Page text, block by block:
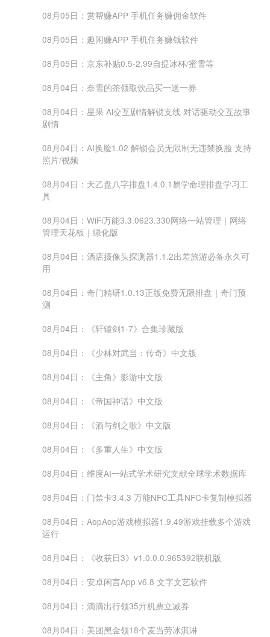
08月05日：赏帮赚APP 手机任务赚佣金软件
08月05日：趣闲赚APP 手机任务赚钱软件
08月05日：京东补贴0.5-2.99自提冰杯/蜜雪等
08月04日：奈雪的茶领取饮品买一送一券
08月04日：星果 Ai交互剧情解锁支线 对话驱动交互故事
剧情
08月04日：AI换脸1.02 解锁会员无限制无违禁换脸 支持
照片/视频
08月04日：天乙盘八字排盘1.4.0.1易学命理排盘学习工
具
08月04日：WiFi万能3.3.0623.330网络一站管理｜网络
管理天花板｜绿化版
08月04日：酒店摄像头探测器1.1.2出差旅游必备永久可
用
08月04日：奇门精研1.0.13正版免费无限排盘｜奇门预
测
08月04日：《轩辕剑1-7》合集珍藏版
08月04日：《少林对武当：传奇》中文版
08月04日：《主角》影游中文版
08月04日：《帝国神话》中文版
08月04日：《酒与剑之歌》中文版
08月04日：《多重人生》中文版
08月04日：维度AI一站式学术研究文献全球学术数据库
08月04日：门禁卡3.4.3 万能NFC工具NFC卡复制模拟器
08月04日：AopAop游戏模拟器1.9.49游戏挂载多个游戏
运行
08月04日：《收获日3》v1.0.0.0.965392联机版
08月04日：安卓闲言App v6.8 文字文艺软件
08月04日：滴滴出行领35亓机票立减券
08月04日：美团黑金领18个麦当劳冰淇淋